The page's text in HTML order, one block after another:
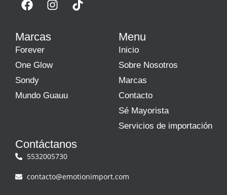
Marcas
Forever
One Glow
Sondy
Mundo Guauu
Menu
Inicio
Sobre Nosotros
Marcas
Contacto
Sé Mayorista
Servicios de importación
Contáctanos
5532005730
contacto@emotionimport.com